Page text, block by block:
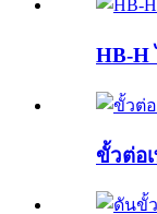
HB-H
ขั้วต่อ